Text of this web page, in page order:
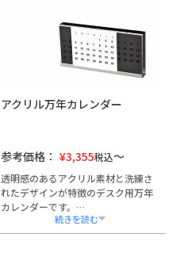
企業名やロゴの名入れ加工が可能な
ため、記念品やノベルティ、創立記
念など法人向け贈答品としてもご活
用いただけます。
熨斗・ラッピング・手提げ袋にも対
アクリル万年カレンダー
参考価格： ¥3,355税込
透明感のあるアクリル素材と洗練さ
れたデザインが特徴のデスク用万年
カレンダーです。
差し込み式の台紙により、オリジナ
ルデザインのカレンダーとしてご活